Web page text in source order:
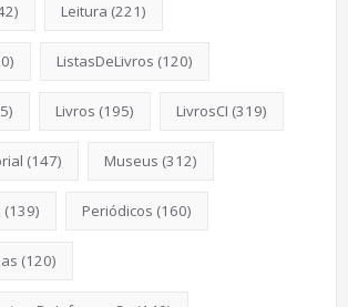
Leitura (221)
ListasDeLivros (120)
Livros (195) LivrosCI (319)
(147) Museus (312)
(139) Periódicos (160)
(120)